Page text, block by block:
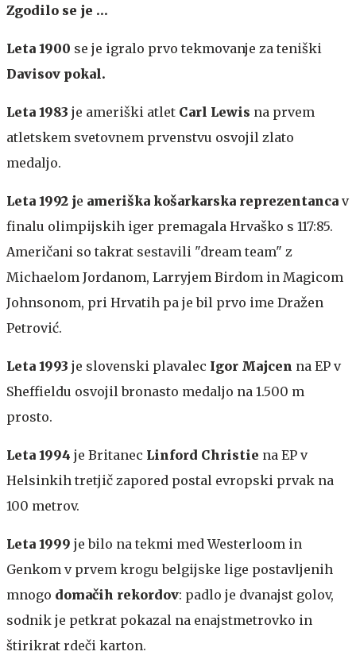
Zgodilo se je …
Leta 1900 se je igralo prvo tekmovanje za teniški
Davisov pokal.
Leta 1983 je ameriški atlet Carl Lewis na prvem
atletskem svetovnem prvenstvu osvojil zlato
medaljo.
Leta 1992 je ameriška košarkarska reprezentanca v
finalu olimpijskih iger premagala Hrvaško s 117:85.
Američani so takrat sestavili "dream team" z
Michaelom Jordanom, Larryjem Birdom in Magicom
Johnsonom, pri Hrvatih pa je bil prvo ime Dražen
Petrović.
Leta 1993 je slovenski plavalec Igor Majcen na EP v
Sheffieldu osvojil bronasto medaljo na 1.500 m
prosto.
Leta 1994 je Britanec Linford Christie na EP v
Helsinkih tretjič zapored postal evropski prvak na
100 metrov.
Leta 1999 je bilo na tekmi med Westerloom in
Genkom v prvem krogu belgijske lige postavljenih
mnogo domačih rekordov: padlo je dvanajst golov,
sodnik je petkrat pokazal na enajstmetrovko in
štirikrat rdeči karton.